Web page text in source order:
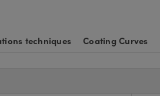
techniques Coating Curves